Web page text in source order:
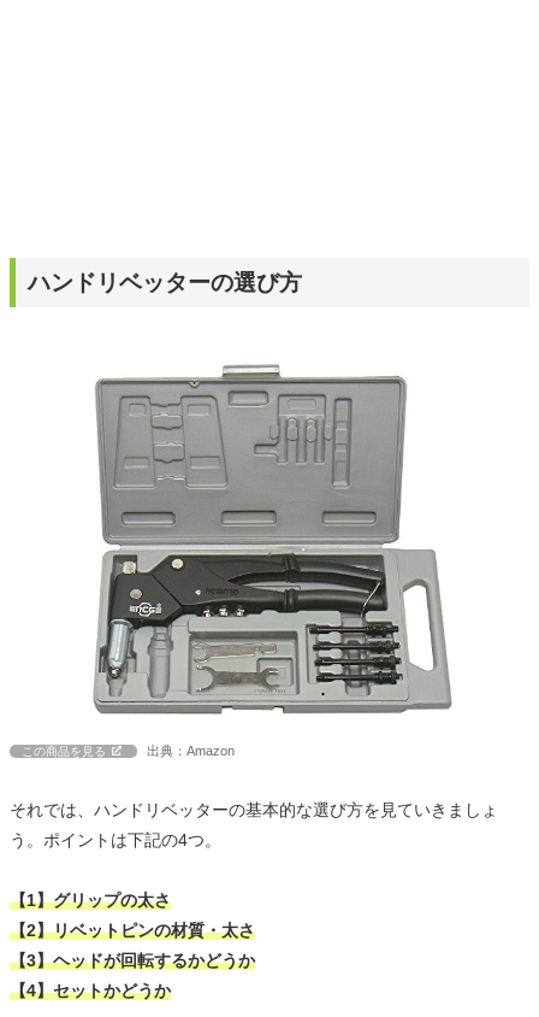
ハンドリベッターの選び方
この商品を見る 出典：Amazon
それでは、ハンドリベッターの基本的な選び方を見ていきましょ
う。ポイントは下記の4つ。
【1】グリップの太さ
【2】リベットピンの材質・太さ
【3】ヘッドが回転するかどうか
【4】セットかどうか